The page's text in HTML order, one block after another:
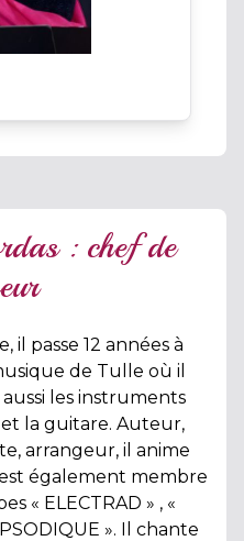
: chef de
il passe 12 années à
de Tulle où il
les instruments
la guitare. Auteur,
arrangeur, il anime
également membre
« ELECTRAD » , «
». Il chante